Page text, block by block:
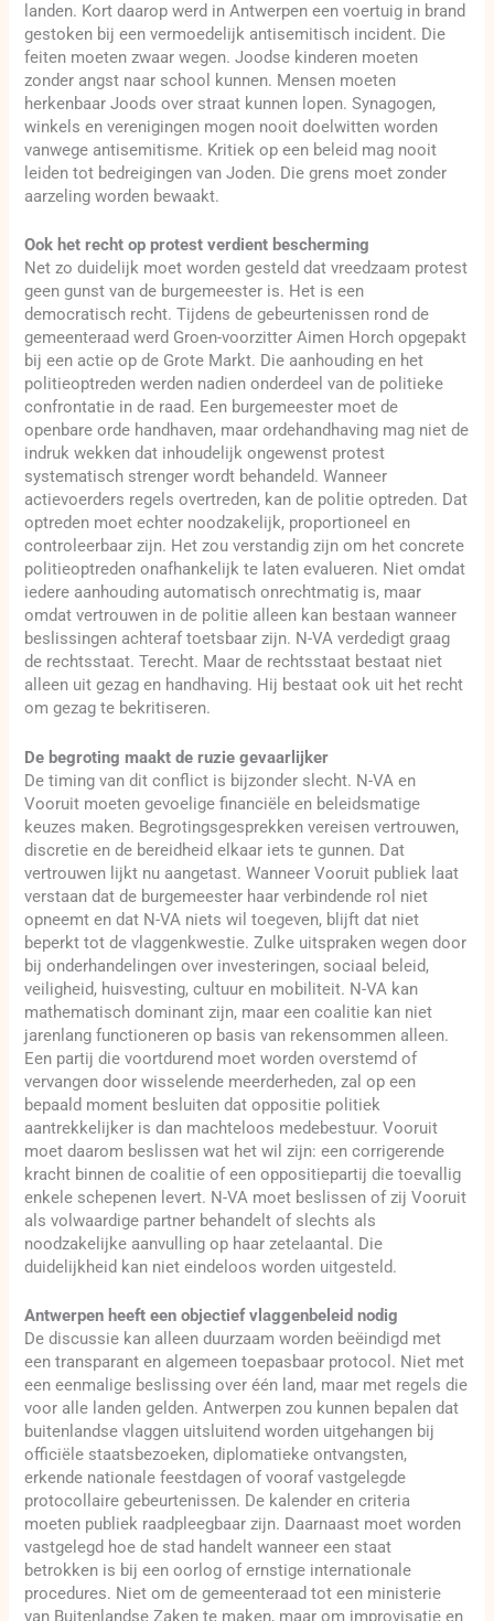
landen. Kort daarop werd in Antwerpen een voertuig in brand
gestoken bij een vermoedelijk antisemitisch incident. Die
feiten moeten zwaar wegen. Joodse kinderen moeten
zonder angst naar school kunnen. Mensen moeten
herkenbaar Joods over straat kunnen lopen. Synagogen,
winkels en verenigingen mogen nooit doelwitten worden
vanwege antisemitisme. Kritiek op een beleid mag nooit
leiden tot bedreigingen van Joden. Die grens moet zonder
aarzeling worden bewaakt.
Ook het recht op protest verdient bescherming
Net zo duidelijk moet worden gesteld dat vreedzaam protest
geen gunst van de burgemeester is. Het is een
democratisch recht. Tijdens de gebeurtenissen rond de
gemeenteraad werd Groen-voorzitter Aimen Horch opgepakt
bij een actie op de Grote Markt. Die aanhouding en het
politieoptreden werden nadien onderdeel van de politieke
confrontatie in de raad. Een burgemeester moet de
openbare orde handhaven, maar ordehandhaving mag niet de
indruk wekken dat inhoudelijk ongewenst protest
systematisch strenger wordt behandeld. Wanneer
actievoerders regels overtreden, kan de politie optreden. Dat
optreden moet echter noodzakelijk, proportioneel en
controleerbaar zijn. Het zou verstandig zijn om het concrete
politieoptreden onafhankelijk te laten evalueren. Niet omdat
iedere aanhouding automatisch onrechtmatig is, maar
omdat vertrouwen in de politie alleen kan bestaan wanneer
beslissingen achteraf toetsbaar zijn. N-VA verdedigt graag
de rechtsstaat. Terecht. Maar de rechtsstaat bestaat niet
alleen uit gezag en handhaving. Hij bestaat ook uit het recht
om gezag te bekritiseren.
De begroting maakt de ruzie gevaarlijker
De timing van dit conflict is bijzonder slecht. N-VA en
Vooruit moeten gevoelige financiële en beleidsmatige
keuzes maken. Begrotingsgesprekken vereisen vertrouwen,
discretie en de bereidheid elkaar iets te gunnen. Dat
vertrouwen lijkt nu aangetast. Wanneer Vooruit publiek laat
verstaan dat de burgemeester haar verbindende rol niet
opneemt en dat N-VA niets wil toegeven, blijft dat niet
beperkt tot de vlaggenkwestie. Zulke uitspraken wegen door
bij onderhandelingen over investeringen, sociaal beleid,
veiligheid, huisvesting, cultuur en mobiliteit. N-VA kan
mathematisch dominant zijn, maar een coalitie kan niet
jarenlang functioneren op basis van rekensommen alleen.
Een partij die voortdurend moet worden overstemd of
vervangen door wisselende meerderheden, zal op een
bepaald moment besluiten dat oppositie politiek
aantrekkelijker is dan machteloos medebestuur. Vooruit
moet daarom beslissen wat het wil zijn: een corrigerende
kracht binnen de coalitie of een oppositiepartij die toevallig
enkele schepenen levert. N-VA moet beslissen of zij Vooruit
als volwaardige partner behandelt of slechts als
noodzakelijke aanvulling op haar zetelaantal. Die
duidelijkheid kan niet eindeloos worden uitgesteld.
Antwerpen heeft een objectief vlaggenbeleid nodig
De discussie kan alleen duurzaam worden beëindigd met
een transparant en algemeen toepasbaar protocol. Niet met
een eenmalige beslissing over één land, maar met regels die
voor alle landen gelden. Antwerpen zou kunnen bepalen dat
buitenlandse vlaggen uitsluitend worden uitgehangen bij
officiële staatsbezoeken, diplomatieke ontvangsten,
erkende nationale feestdagen of vooraf vastgelegde
protocollaire gebeurtenissen. De kalender en criteria
moeten publiek raadpleegbaar zijn. Daarnaast moet worden
vastgelegd hoe de stad handelt wanneer een staat
betrokken is bij een oorlog of ernstige internationale
procedures. Niet om de gemeenteraad tot een ministerie
van Buitenlandse Zaken te maken, maar om improvisatie en